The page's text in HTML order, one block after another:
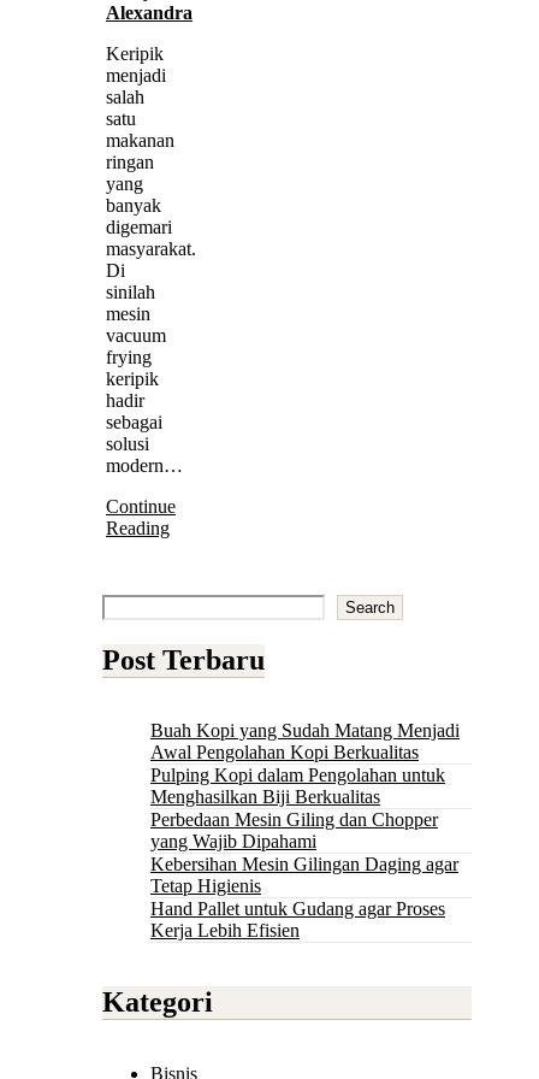
Alexandra
Keripik
menjadi
salah
satu
makanan
ringan
yang
banyak
digemari
masyarakat.
Di
sinilah
mesin
vacuum
frying
keripik
hadir
sebagai
solusi
modern…
Continue
Reading
Search
Post Terbaru
Buah Kopi yang Sudah Matang Menjadi
Awal Pengolahan Kopi Berkualitas
Pulping Kopi dalam Pengolahan untuk
Menghasilkan Biji Berkualitas
Perbedaan Mesin Giling dan Chopper
yang Wajib Dipahami
Kebersihan Mesin Gilingan Daging agar
Tetap Higienis
Hand Pallet untuk Gudang agar Proses
Kerja Lebih Efisien
Kategori
Bisnis